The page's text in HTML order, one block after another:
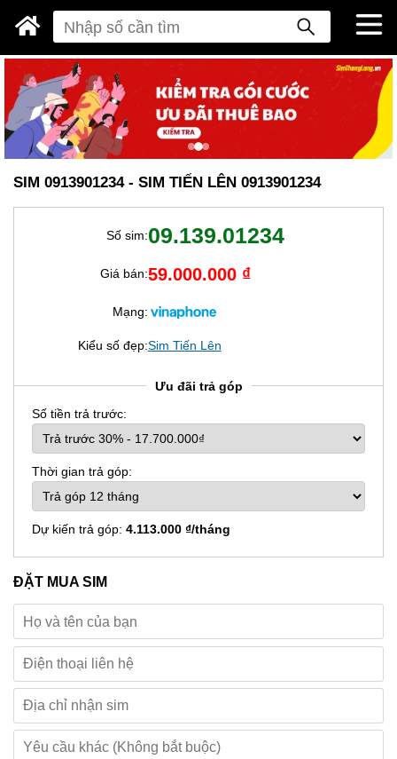
SIM 0913901234 - SIM TIẾN LÊN 0913901234
Số sim:09.139.01234
Giá bán:59.000.000 ₫
Mạng:
Kiểu số đẹp:Sim Tiến Lên
Ưu đãi trả góp
Số tiền trả trước:
Thời gian trả góp:
Dự kiến trả góp: 4.113.000 ₫/tháng
ĐẶT MUA SIM